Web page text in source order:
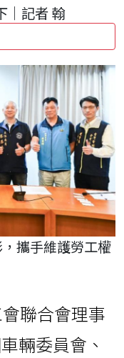
記者 翰
攜手維護勞工權
聯合會理事
輛委員會、